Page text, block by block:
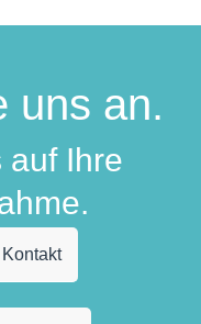
uns an.
auf Ihre
Kontakt